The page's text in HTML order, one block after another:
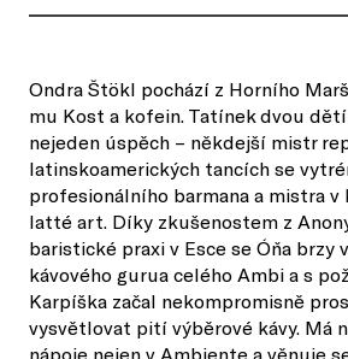
Ondra Štökl pochází z Horního
mu Kost a kofein. Tatínek dvou
nejeden úspěch – někdejší mistr
latinskoamerických tancích se
profesionálního barmana a mistra
latté art. Díky zkušenostem z
baristické praxi v Esce se Óňa brzy
kávového gurua celého Ambi a s
Karpíška začal nekompromisně
vysvětlovat pití výběrové kávy. Má
nápoje nejen v Ambiente a věnuje